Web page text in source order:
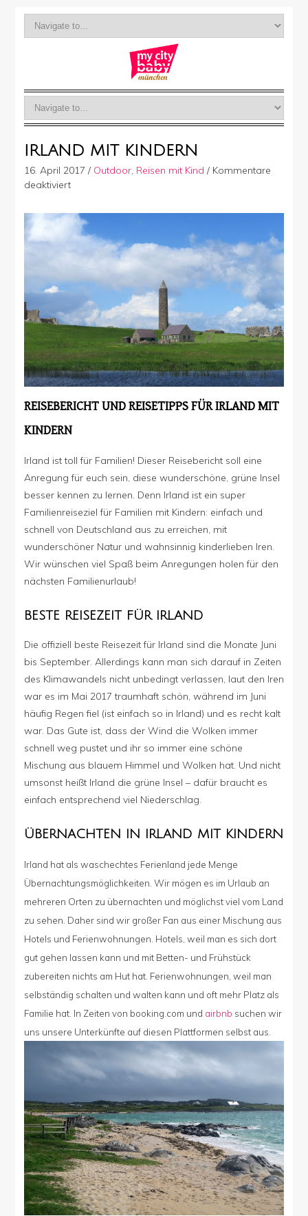
IRLAND MIT KINDERN
16. April 2017 / Outdoor, Reisen mit Kind / Kommentare
deaktiviertfür
mit
Kindern
REISEBERICHT UND REISETIPPS FÜR IRLAND MIT
KINDERN
Irland ist toll für Familien! Dieser Reisebericht soll eine
Anregung für euch sein, diese wunderschöne, grüne Insel
besser kennen zu lernen. Denn Irland ist ein super
Familienreiseziel für Familien mit Kindern: einfach und
schnell von Deutschland aus zu erreichen, mit
wunderschöner Natur und wahnsinnig kinderlieben Iren.
Wir wünschen viel Spaß beim Anregungen holen für den
nächsten Familienurlaub!
BESTE REISEZEIT FÜR IRLAND
Die offiziell beste Reisezeit für Irland sind die Monate Juni
bis September. Allerdings kann man sich darauf in Zeiten
des Klimawandels nicht unbedingt verlassen, laut den Iren
war es im Mai 2017 traumhaft schön, während im Juni
häufig Regen fiel (ist einfach so in Irland) und es recht kalt
war. Das Gute ist, dass der Wind die Wolken immer
schnell weg pustet und ihr so immer eine schöne
Mischung aus blauem Himmel und Wolken hat. Und nicht
umsonst heißt Irland die grüne Insel – dafür braucht es
einfach entsprechend viel Niederschlag.
ÜBERNACHTEN IN IRLAND MIT KINDERN
Irland hat als waschechtes Ferienland jede Menge
Übernachtungsmöglichkeiten. Wir mögen es im Urlaub an
mehreren Orten zu übernachten und möglichst viel vom Land
zu sehen. Daher sind wir großer Fan aus einer Mischung aus
Hotels und Ferienwohnungen. Hotels, weil man es sich dort
gut gehen lassen kann und mit Betten- und Frühstück
zubereiten nichts am Hut hat. Ferienwohnungen, weil man
selbständig schalten und walten kann und oft mehr Platz als
Familie hat. In Zeiten von booking.com und airbnb suchen wir
uns unsere Unterkünfte auf diesen Plattformen selbst aus.